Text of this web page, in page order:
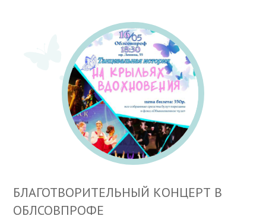
БЛАГОТВОРИТЕЛЬНЫЙ КОНЦЕРТ В
ОБЛСОВПРОФЕ